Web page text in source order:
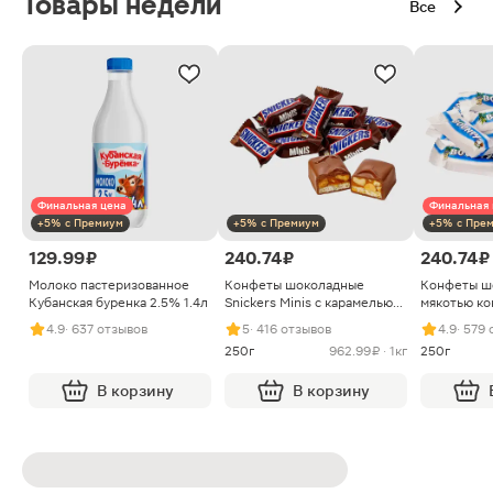
Все
Финальная цена
+5% с Премиум
129.99 ₽
Молоко пастеризованное
Кубанская буренка 2.5% 1.4л
4.9· 637 отзывов
В корзину
+5% с Премиум
240.74 ₽
Конфеты шоколадные
Snickers Minis с карамелью
арахисом и нугой
5· 416 отзывов
250г
962.99 ₽ · 1кг
В корзину
Финальная
+5% с
240.74 ₽
Конфеты
мякотью
4.9· 579
250г